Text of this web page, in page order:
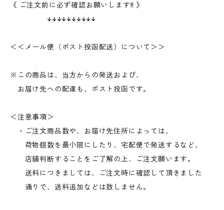
《 ご注文前に必ず確認お願いします!! 》
↓↓↓↓↓↓↓↓↓↓
＜＜メール便（ポスト投函配送）について＞＞
※この商品は、当方からの発送および、
お届け先への配達も、ポスト投函です。
＜注意事項＞
・ご注文商品数や、お届け先住所によっては、
荷物個数を最小限にしたり、宅配便で発送するなど、
店舗判断することをご了解の上、ご注文願います。
送料につきましては、ご注文時に確認して頂きました
通りで、送料追加などは致しません。